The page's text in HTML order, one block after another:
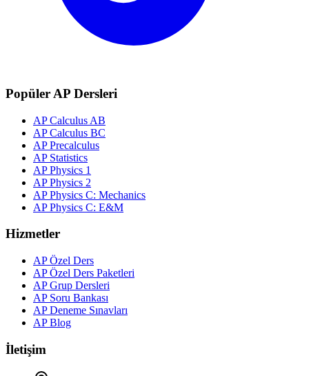
Popüler AP Dersleri
AP Calculus AB
AP Calculus BC
AP Precalculus
AP Statistics
AP Physics 1
AP Physics 2
AP Physics C: Mechanics
AP Physics C: E&M
Hizmetler
AP Özel Ders
AP Özel Ders Paketleri
AP Grup Dersleri
AP Soru Bankası
AP Deneme Sınavları
AP Blog
İletişim